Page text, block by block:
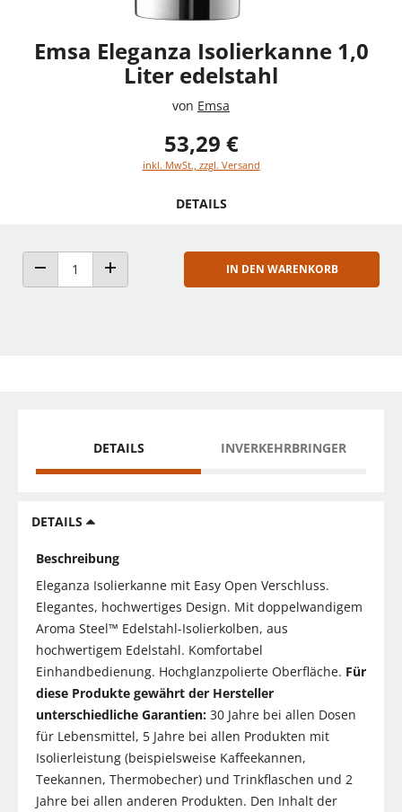
Emsa Eleganza Isolierkanne 1,0
Liter edelstahl
von Emsa
53,29 €
inkl. MwSt., zzgl. Versand
DETAILS
ANZAHL VERRINGERNANZAHL ERHÖHEN
IN DEN WARENKORB
DETAILS INVERKEHRBRINGER
DETAILS
Beschreibung
Eleganza Isolierkanne mit Easy Open Verschluss.
Elegantes, hochwertiges Design. Mit doppelwandigem
Aroma Steel™ Edelstahl-Isolierkolben, aus
hochwertigem Edelstahl. Komfortabel
Einhandbedienung. Hochglanzpolierte Oberfläche. Für
diese Produkte gewährt der Hersteller
unterschiedliche Garantien: 30 Jahre bei allen Dosen
für Lebensmittel, 5 Jahre bei allen Produkten mit
Isolierleistung (beispielsweise Kaffeekannen,
Teekannen, Thermobecher) und Trinkflaschen und 2
Jahre bei allen anderen Produkten. Den Inhalt der